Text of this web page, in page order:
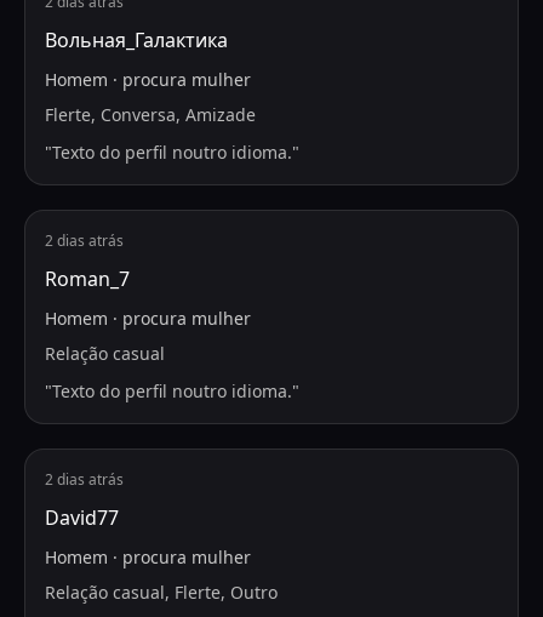
Вольная_Галактика
Homem · procura mulher
Flerte, Conversa, Amizade
"Texto do perfil noutro idioma."
2 dias atrás
Roman_7
Homem · procura mulher
Relação casual
"Texto do perfil noutro idioma."
2 dias atrás
David77
Homem · procura mulher
Relação casual, Flerte, Outro